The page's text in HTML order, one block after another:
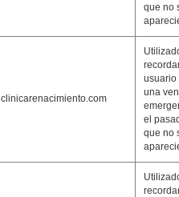
que no
clinicarenacimiento.com
usuario
una
el
que no